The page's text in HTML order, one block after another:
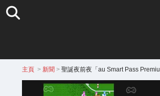
主頁 > 新聞 > 聖誕夜前夜「au Smart Pass